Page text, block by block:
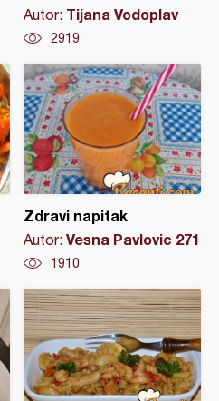
Autor: Tijana Vodoplav
2919
Zdravi napitak
Autor: Vesna Pavlovic 271
1910